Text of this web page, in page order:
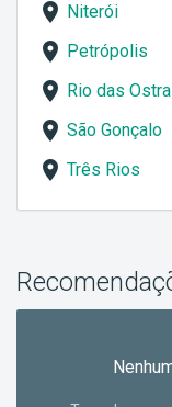
Niterói
Petrópolis
Rio das
São Gonçalo
Três Rios